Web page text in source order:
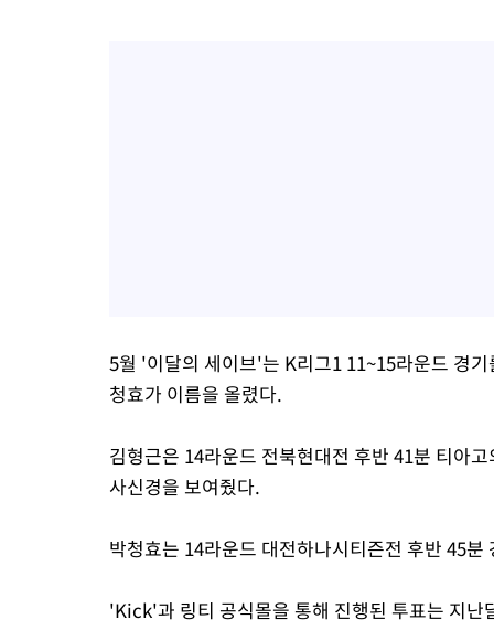
5월 '이달의 세이브'는 K리그1 11~15라운드 경
청효가 이름을 올렸다.
김형근은 14라운드 전북현대전 후반 41분 티아
사신경을 보여줬다.
박청효는 14라운드 대전하나시티즌전 후반 45
'Kick'과 링티 공식몰을 통해 진행된 투표는 지난